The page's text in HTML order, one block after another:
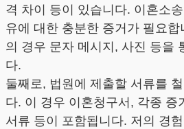
격 차이 등이 있습니다. 이혼소
유에 대한 충분한 증거가 필요합
의 경우 문자 메시지, 사진 등을
다.
둘째로, 법원에 제출할 서류를
다. 이 경우 이혼청구서, 각종 증
서류 등이 포함됩니다. 저의 경